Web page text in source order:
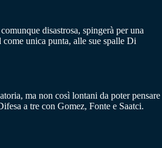
disastrosa, spingerà per una
unica punta, alle sue spalle Di
ma non così lontani da poter pensare
a tre con Gomez, Fonte e Saatci.